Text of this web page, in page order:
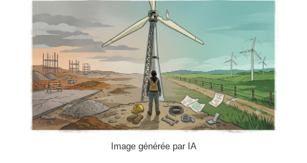
Image générée par IA